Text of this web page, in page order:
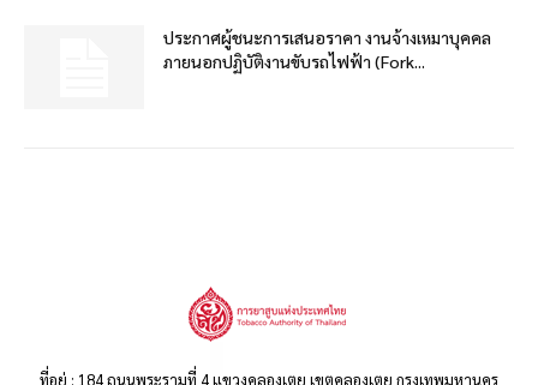
ประกาศผู้ชนะการเสนอราคา งานจ้างเหมาบุคคล
ภายนอกปฏิบัติงานขับรถไฟฟ้า (Fork...
ที่อยู่ : 184 ถนนพระรามที่ 4 แขวงคลองเตย เขตคลองเตย กรุงเทพมหานคร